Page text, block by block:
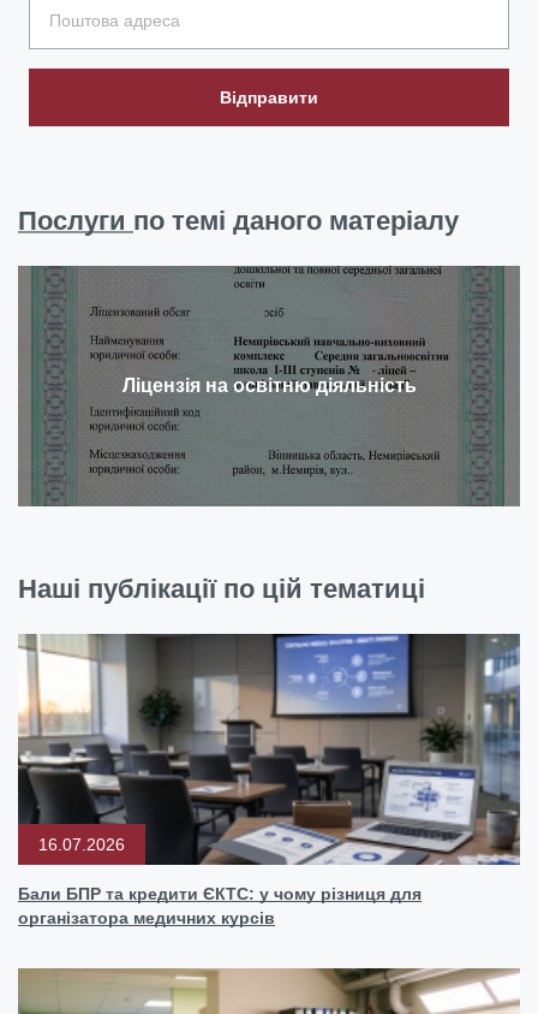
Відправити
Послуги по темі даного матеріалу
Ліцензія на освітню діяльність
Наші публікації по цій тематиці
16.07.2026
Бали БПР та кредити ЄКТС: у чому різниця для
організатора медичних курсів